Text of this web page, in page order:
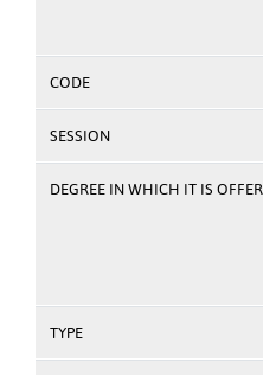
CODE
SESSION
DEGREE IN WHICH IT IS
TYPE